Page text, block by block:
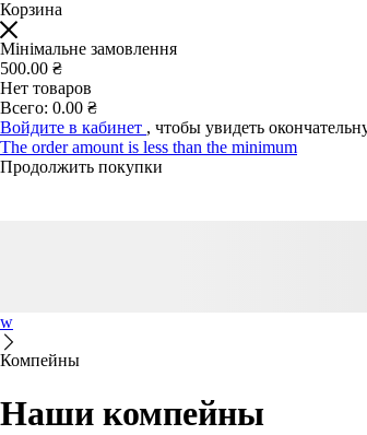
Корзина
Мінімальне замовлення
500.00 ₴
Нет товаров
Всего: 0.00 ₴
Войдите в кабинет , чтобы увидеть
The order amount is less than the minimum
Продолжить покупки
w
Компейны
Наши компейны